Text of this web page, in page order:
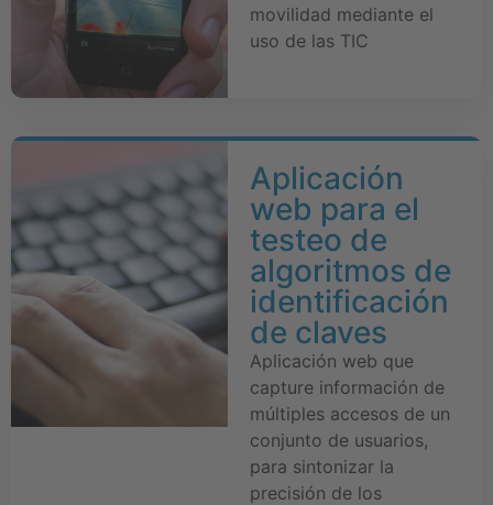
movilidad mediante el
uso de las TIC
Aplicación
web para el
testeo de
algoritmos de
identificación
de claves
Aplicación web que
capture información de
múltiples accesos de un
conjunto de usuarios,
para sintonizar la
precisión de los